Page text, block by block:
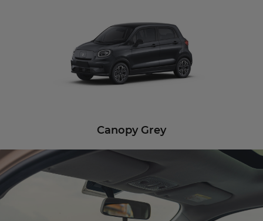
Canopy Grey